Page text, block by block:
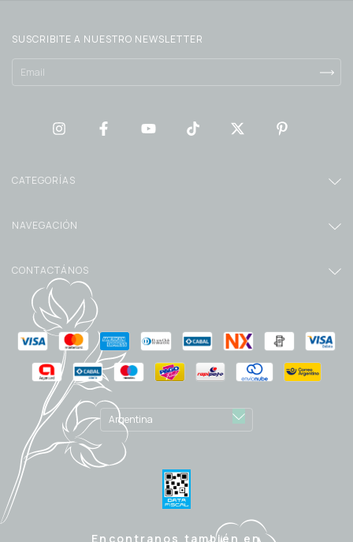
SUSCRIBITE A NUESTRO NEWSLETTER
CATEGORÍAS
NAVEGACIÓN
CONTACTÁNOS
Encontranos también en